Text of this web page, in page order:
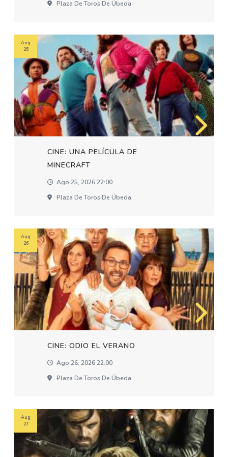
Plaza De Toros De Úbeda
CINE: UNA PELÍCULA DE
MINECRAFT
Ago 25, 2026 22:00
Plaza De Toros De Úbeda
Aug
25
CINE: ODIO EL VERANO
Ago 26, 2026 22:00
Plaza De Toros De Úbeda
Aug
26
Aug
27